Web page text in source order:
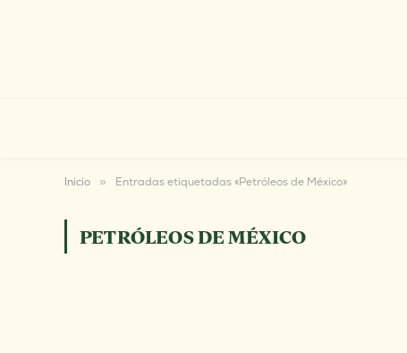
Inicio » Entradas etiquetadas «Petróleos de México»
PETRÓLEOS DE MÉXICO